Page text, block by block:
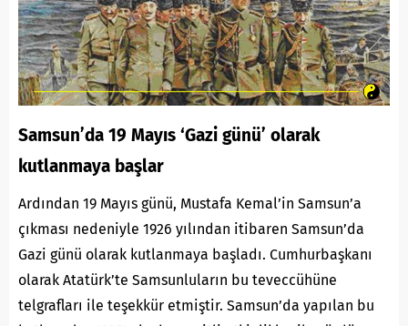
Samsun’da 19 Mayıs ‘Gazi günü’ olarak
kutlanmaya başlar
Ardından 19 Mayıs günü, Mustafa Kemal’in Samsun’a
çıkması nedeniyle 1926 yılından itibaren Samsun’da
Gazi günü olarak kutlanmaya başladı. Cumhurbaşkanı
olarak Atatürk’te Samsunluların bu teveccühüne
telgrafları ile teşekkür etmiştir. Samsun’da yapılan bu